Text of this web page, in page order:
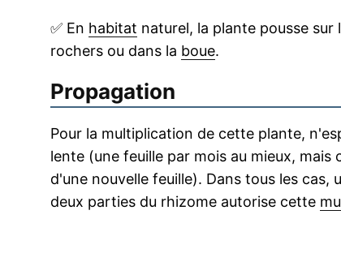
✅ En habitat naturel, la plante pousse sur
rochers ou dans la boue.
Propagation
Pour la multiplication de cette plante,
lente (une feuille par mois au mieux,
d'une nouvelle feuille). Dans tous les cas,
deux parties du rhizome autorise cette